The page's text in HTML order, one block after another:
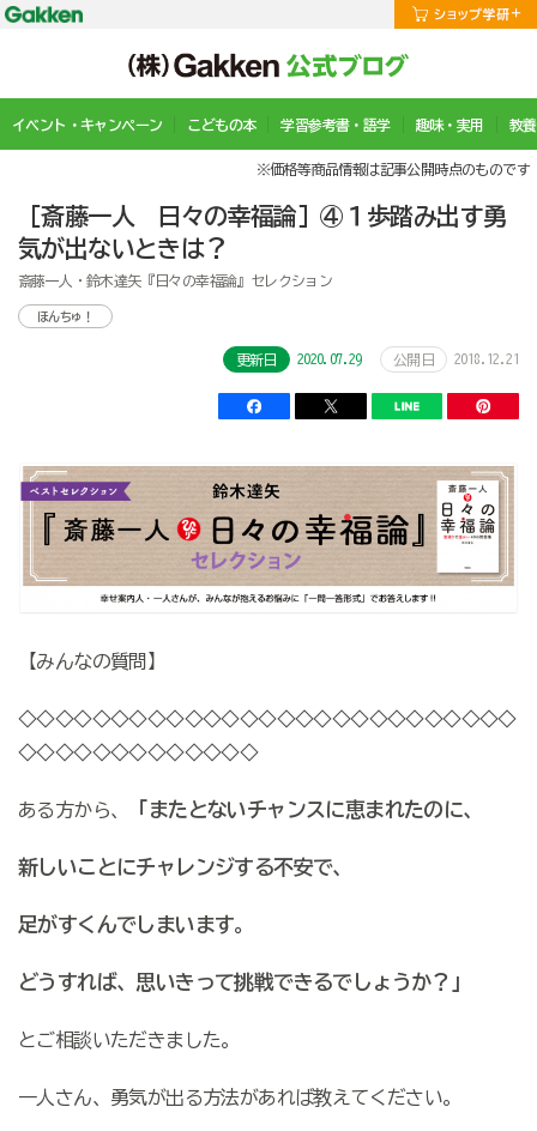
イベント・キャンペーン こどもの本 学習参考書・語学 趣味・実用 教
※価格等商品情報は記事公開時点のものです
［斎藤一人 日々の幸福論］④１歩踏み出す勇
気が出ないときは？
斎藤一人・鈴木達矢『日々の幸福論』セレクション
ほんちゅ！
更新日 2020.07.29 公開日 2018.12.21
【みんなの質問】
◇◇◇◇◇◇◇◇◇◇◇◇◇◇◇◇◇◇◇◇◇◇◇◇◇◇◇
◇◇◇◇◇◇◇◇◇◇◇◇◇
ある方から、 「またとないチャンスに恵まれたのに、
新しいことにチャレンジする不安で、
足がすくんでしまいます。
どうすれば、思いきって挑戦できるでしょうか？」
とご相談いただきました。
一人さん、勇気が出る方法があれば教えてください。